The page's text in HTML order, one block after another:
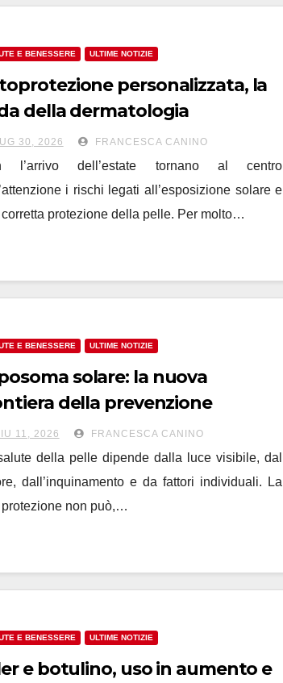
E BENESSERE ULTIME NOTIZIE
personalizzata, la
della dermatologia
30, 2026 FRANCESCA CANINO
l’arrivo dell’estate tornano al centro
i rischi legati all’esposizione solare e
protezione della pelle. Per molto…
E BENESSERE ULTIME NOTIZIE
solare: la nuova
della prevenzione
11, 2026 FRANCESCA CANINO
della pelle dipende dalla luce visibile, dal
dall’inquinamento e da fattori individuali. La
non può,…
E BENESSERE ULTIME NOTIZIE
e botulino, uso in aumento e